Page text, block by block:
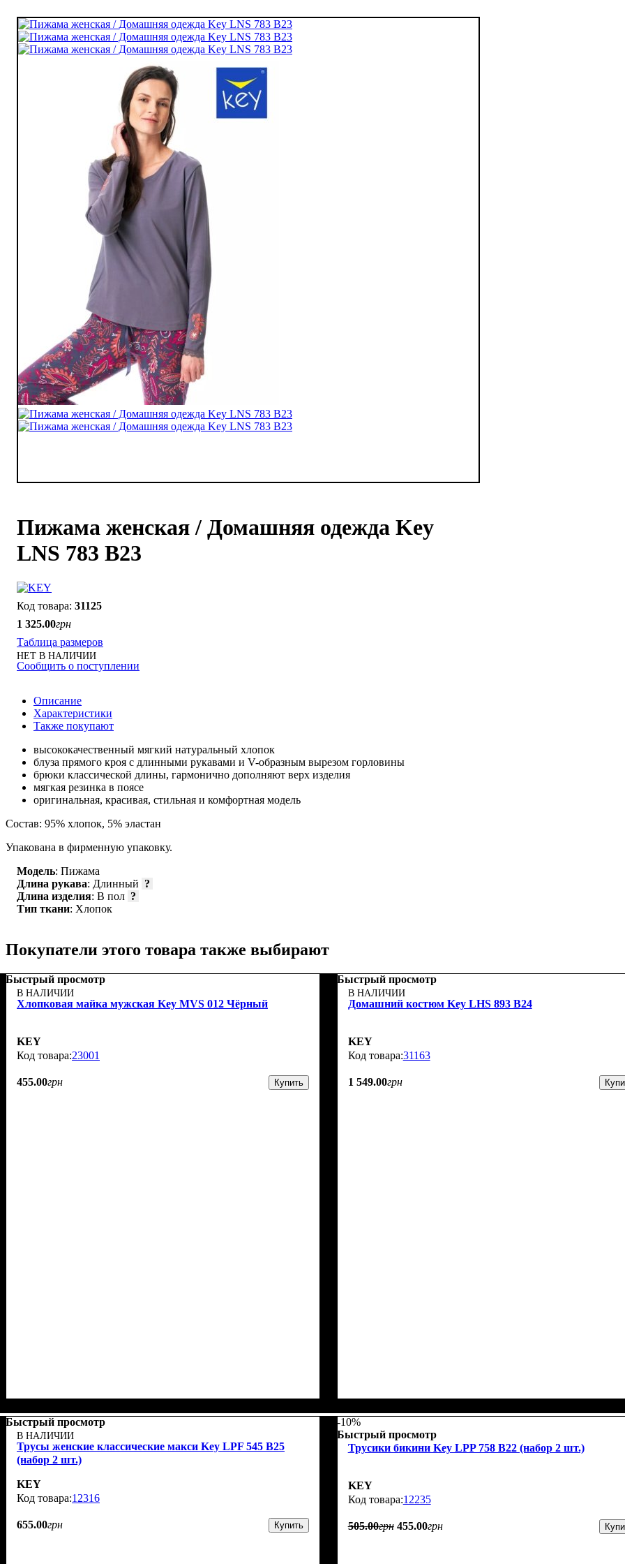
Пижама женская / Домашняя одежда Key
LNS 783 B23
31125
1 325.00грн
Таблица размеров
НЕТ В НАЛИЧИИ
Сообщить о поступлении
Описание
Характеристики
Также покупают
высококачественный мягкий натуральный хлопок
блуза прямого кроя с длинными рукавами и V-образным вырезом горловины
брюки классической длины, гармонично дополняют верх изделия
мягкая резинка в поясе
оригинальная, красивая, стильная и комфортная модель
Состав: 95% хлопок, 5% эластан
Упакована в фирменную упаковку.
Модель: Пижама
Длина рукава: Длинный ?
Длина изделия: В пол ?
Тип ткани: Хлопок
Покупатели этого товара также выбирают
Быстрый просмотр
В НАЛИЧИИ
Хлопковая майка мужская Key MVS 012 Чёрный
KEY
23001
455.00грн Купить
Быстрый просмотр
В НАЛИЧИИ
Домашний костюм Key LHS 893 B24
KEY
31163
1 549.00грн
Быстрый просмотр
В НАЛИЧИИ
Трусы женские классические макси Key LPF 545 B25
(набор 2 шт.)
KEY
12316
655.00грн Купить
-10%
Быстрый просмотр
Трусики бикини Key LPP 758 B22 (набор 2 шт.)
KEY
12235
505.00грн 455.00грн